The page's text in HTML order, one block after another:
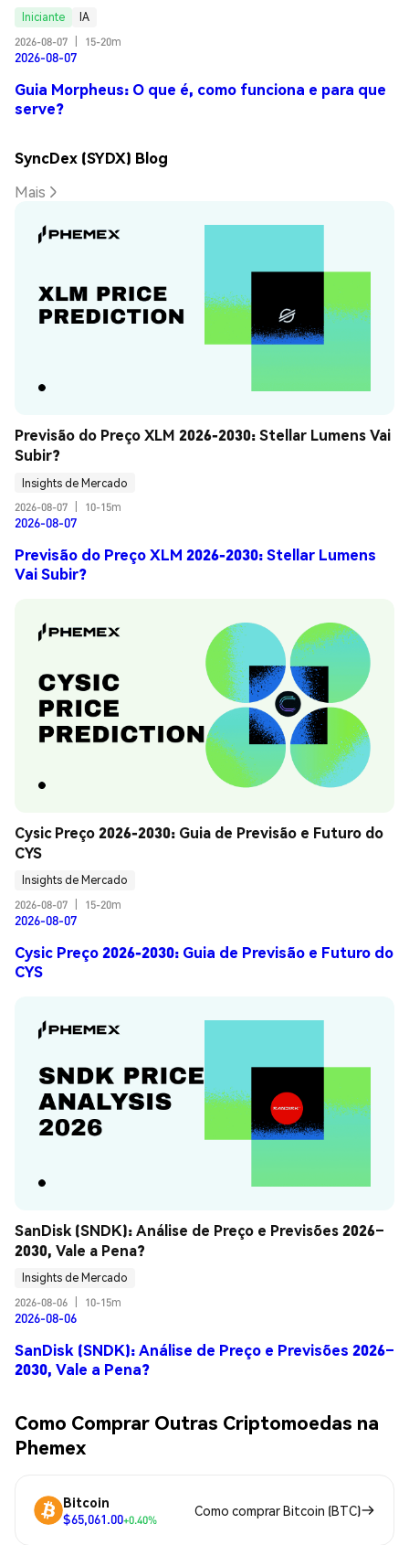
Iniciante
IA
2026-08-07
15-20m
2026-08-07
Guia Morpheus: O que é, como funciona e para que
serve?
SyncDex (SYDX) Blog
Mais
Previsão do Preço XLM 2026-2030: Stellar Lumens Vai
Subir?
Insights de Mercado
2026-08-07
10-15m
2026-08-07
Previsão do Preço XLM 2026-2030: Stellar Lumens
Vai Subir?
Cysic Preço 2026-2030: Guia de Previsão e Futuro do
CYS
Insights de Mercado
2026-08-07
15-20m
2026-08-07
Cysic Preço 2026-2030: Guia de Previsão e Futuro do
CYS
SanDisk (SNDK): Análise de Preço e Previsões 2026–
2030, Vale a Pena?
Insights de Mercado
2026-08-06
10-15m
2026-08-06
SanDisk (SNDK): Análise de Preço e Previsões 2026–
2030, Vale a Pena?
Como Comprar Outras Criptomoedas na
Phemex
Bitcoin
$65,061.00+0.40%
Como comprar Bitcoin (BTC)